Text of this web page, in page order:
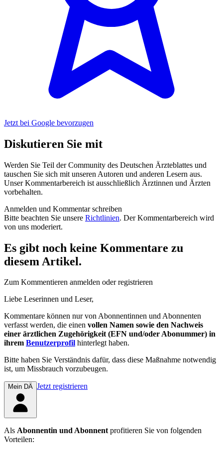
Jetzt bei Google bevorzugen
Diskutieren Sie mit
Werden Sie Teil der Community des Deutschen Ärzteblattes und
tauschen Sie sich mit unseren Autoren und anderen Lesern aus.
Unser Kommentarbereich ist ausschließlich Ärztinnen und Ärzten
vorbehalten.
Anmelden und Kommentar schreiben
Bitte beachten Sie unsere Richtlinien. Der Kommentarbereich wird
von uns moderiert.
Es gibt noch keine Kommentare zu
diesem Artikel.
Zum Kommentieren anmelden oder registrieren
Liebe Leserinnen und Leser,
Kommentare können nur von Abonnentinnen und Abonnenten
verfasst werden, die einen vollen Namen sowie den Nachweis
einer ärztlichen Zugehörigkeit (EFN und/oder Abonummer) in
ihrem Benutzerprofil hinterlegt haben.
Bitte haben Sie Verständnis dafür, dass diese Maßnahme notwendig
ist, um Missbrauch vorzubeugen.
Mein DÄ Jetzt registrieren
Als Abonnentin und Abonnentprofitieren Sie von folgenden
Vorteilen: